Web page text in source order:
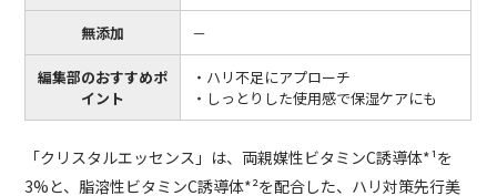
無添加 －
編集部のおすすめポ
イント
・ハリ不足にアプローチ
・しっとりした使用感で保湿ケアにも
「クリスタルエッセンス」は、両親媒性ビタミンC誘導体*¹を
3%と、脂溶性ビタミンC誘導体*²を配合した、ハリ対策先行美